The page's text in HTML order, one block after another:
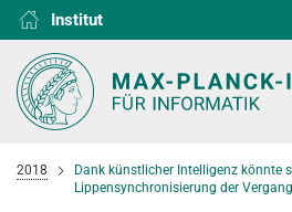
Institut
D1
D2
D3
D4
D5
D6
RG1
RG2
RG3
2018
Dank künstlicher Intelligenz könnte
Lippensynchronisierung der